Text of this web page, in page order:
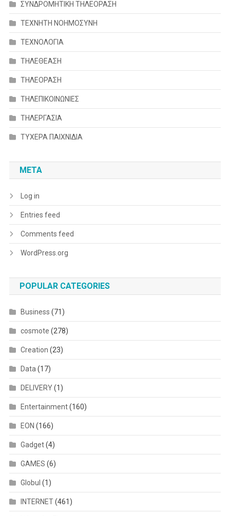
ΣΥΝΔΡΟΜΗΤΙΚΗ ΤΗΛΕΟΡΑΣΗ
ΤΕΧΝΗΤΗ ΝΟΗΜΟΣΥΝΗ
ΤΕΧΝΟΛΟΓΙΑ
ΤΗΛΕΘΕΑΣΗ
ΤΗΛΕΟΡΑΣΗ
ΤΗΛΕΠΙΚΟΙΝΩΝΙΕΣ
ΤΗΛΕΡΓΑΣΙΑ
ΤΥΧΕΡΑ ΠΑΙΧΝΙΔΙΑ
META
Log in
Entries feed
Comments feed
WordPress.org
POPULAR CATEGORIES
Business (71)
cosmote (278)
Creation (23)
Data (17)
DELIVERY(1)
Entertainment(160)
EON (166)
Gadget(4)
GAMES (6)
Globul (1)
INTERNET(461)